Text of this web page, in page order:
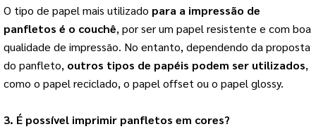
O tipo de papel mais utilizado para a impressão de
panfletos é o couchê, por ser um papel resistente e com boa
qualidade de impressão. No entanto, dependendo da proposta
do panfleto, outros tipos de papéis podem ser utilizados,
como o papel reciclado, o papel offset ou o papel glossy.
3. É possível imprimir panfletos em cores?